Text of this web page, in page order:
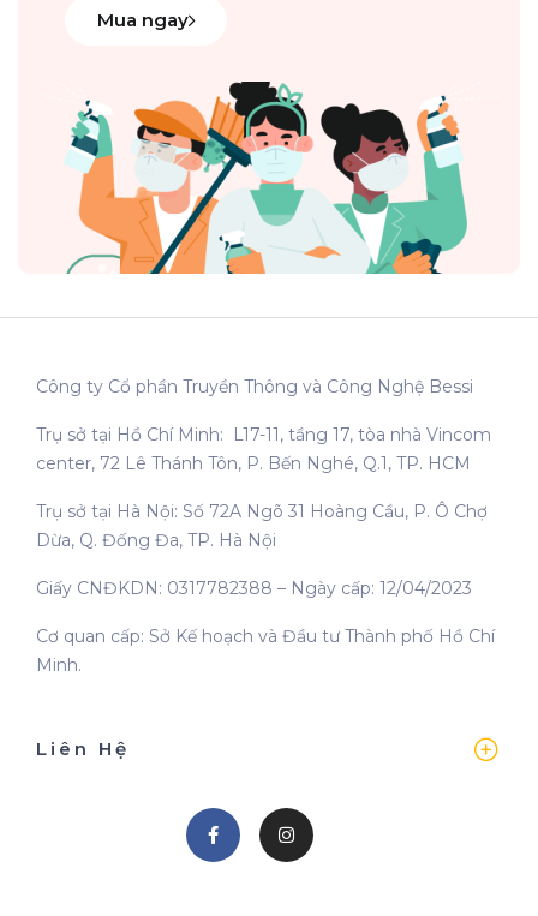
Mua ngay
Liên Hệ
Công ty Cổ phần Truyền Thông và Công Nghệ Bessi
Trụ sở tại Hồ Chí Minh: L17-11, tầng 17, tòa nhà Vincom
center, 72 Lê Thánh Tôn, P. Bến Nghé, Q.1, TP. HCM
Trụ sở tại Hà Nội: Số 72A Ngõ 31 Hoàng Cầu, P. Ô Chợ
Dừa, Q. Đống Đa, TP. Hà Nội
Giấy CNĐKDN: 0317782388 – Ngày cấp: 12/04/2023
Cơ quan cấp: Sở Kế hoạch và Đầu tư Thành phố Hồ Chí
Minh.